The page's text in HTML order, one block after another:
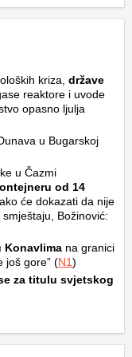
kriza, države
reaktore i uvode
opasno ljulja
u Bugarskoj
u Čazmi
od 14
će dokazati da nije
Božinović:
Konavlima na granici
još gore” (N1)
za titulu svjetskog